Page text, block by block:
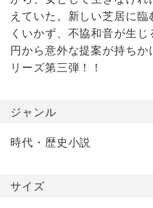
えていた。新しい芝居に
くいかず、不協和音が生
円から意外な提案が持ち
リーズ第三弾！！
ジャンル
時代・歴史小説
サイズ